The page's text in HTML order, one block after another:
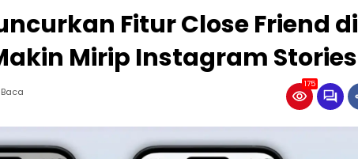
Fitur Close Friend di
Mirip Instagram Stories
175